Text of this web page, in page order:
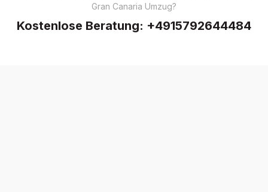
Gran Canaria Umzug?
Kostenlose Beratung: +4915792644484